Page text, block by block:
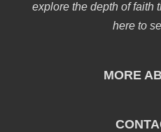
explore the depth of faith
here to
MORE